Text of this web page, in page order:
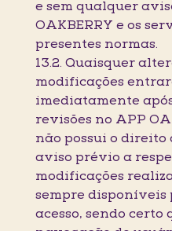
e sem qualquer
OAKBERRY e os
presentes normas.
13.2. Quaisquer
modificações
imediatamente
revisões no APP
não possui o direito
aviso prévio a
modificações
sempre disponíveis
acesso, sendo certo